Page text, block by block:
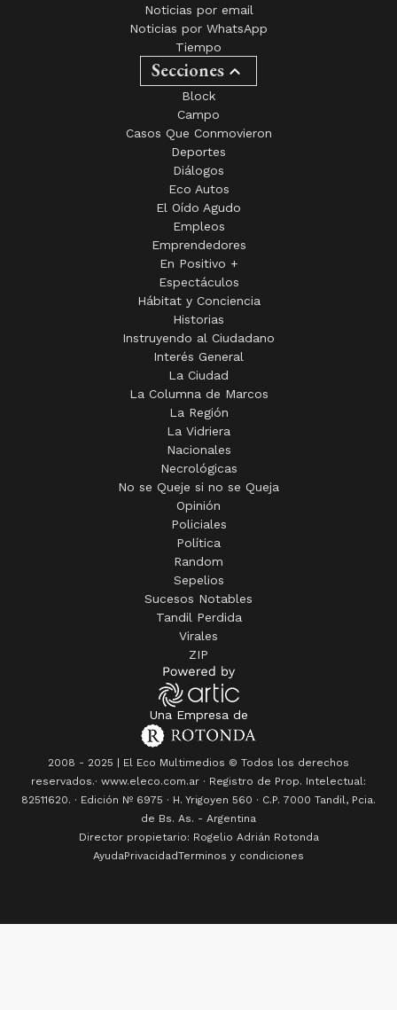
Secciones
Block
Campo
Casos Que Conmovieron
Diálogos
Eco Autos
El Oído Agudo
Empleos
Emprendedores
En Positivo +
Espectáculos
Hábitat y Conciencia
Historias
Instruyendo al Ciudadano
Interés General
La Columna de Marcos
Nacionales
Necrológicas
Opinión
Policiales
Política
Random
Sepelios
Virales
Una Empresa de
2008 - 2025 | El Eco Multimedios © Todos los derechos
reservados.· www.eleco.com.ar · Registro de Prop. Intelectual: